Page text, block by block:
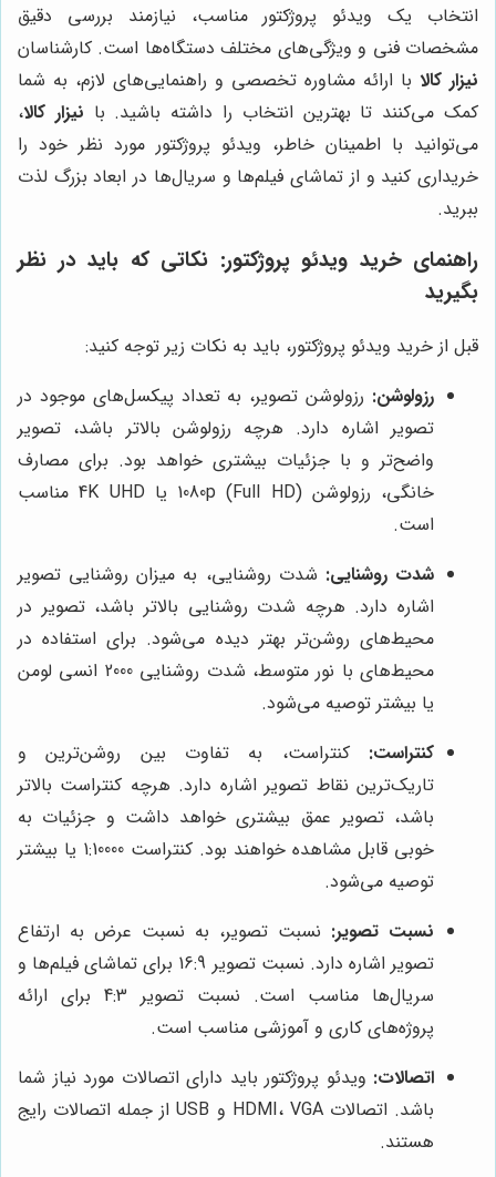
انتخاب یک ویدئو پروژکتور مناسب، نیازمند بررسی دقیق
مشخصات فنی و ویژگی‌های مختلف دستگاه‌ها است. کارشناسان
نیزار کالا با ارائه مشاوره تخصصی و راهنمایی‌های لازم، به شما
کمک می‌کنند تا بهترین انتخاب را داشته باشید. با نیزار کالا،
می‌توانید با اطمینان خاطر، ویدئو پروژکتور مورد نظر خود را
خریداری کنید و از تماشای فیلم‌ها و سریال‌ها در ابعاد بزرگ لذت
ببرید.
راهنمای خرید ویدئو پروژکتور: نکاتی که باید در نظر
بگیرید
قبل از خرید ویدئو پروژکتور، باید به نکات زیر توجه کنید:
رزولوشن: رزولوشن تصویر، به تعداد پیکسل‌های موجود در
تصویر اشاره دارد. هرچه رزولوشن بالاتر باشد، تصویر
واضح‌تر و با جزئیات بیشتری خواهد بود. برای مصارف
خانگی، رزولوشن 1080p (Full HD) یا 4K UHD مناسب
است.
شدت روشنایی: شدت روشنایی، به میزان روشنایی تصویر
اشاره دارد. هرچه شدت روشنایی بالاتر باشد، تصویر در
محیط‌های روشن‌تر بهتر دیده می‌شود. برای استفاده در
محیط‌های با نور متوسط، شدت روشنایی 2000 انسی لومن
یا بیشتر توصیه می‌شود.
کنتراست: کنتراست، به تفاوت بین روشن‌ترین و
تاریک‌ترین نقاط تصویر اشاره دارد. هرچه کنتراست بالاتر
باشد، تصویر عمق بیشتری خواهد داشت و جزئیات به
خوبی قابل مشاهده خواهند بود. کنتراست 1:10000 یا بیشتر
توصیه می‌شود.
نسبت تصویر: نسبت تصویر، به نسبت عرض به ارتفاع
تصویر اشاره دارد. نسبت تصویر 16:9 برای تماشای فیلم‌ها و
سریال‌ها مناسب است. نسبت تصویر 4:3 برای ارائه
پروژه‌های کاری و آموزشی مناسب است.
اتصالات: ویدئو پروژکتور باید دارای اتصالات مورد نیاز شما
باشد. اتصالات HDMI، VGA و USB از جمله اتصالات رایج
هستند.